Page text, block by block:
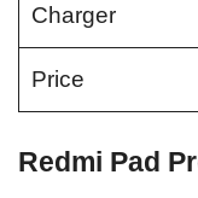
Charger
Price
Redmi Pad